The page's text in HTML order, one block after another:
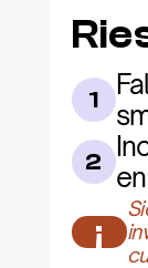
1
2
¡